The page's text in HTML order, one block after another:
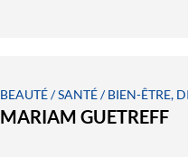
BEAUTÉ / SANTÉ / BIEN-ÊTRE,
MARIAM GUETREFF